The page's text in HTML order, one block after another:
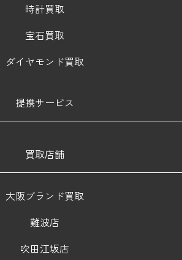
時計買取
宝石買取
ダイヤモンド買取
提携サービス
買取店舗
大阪ブランド買取
難波店
吹田江坂店